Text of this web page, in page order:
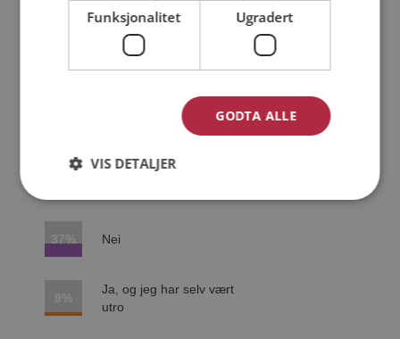
Har du blitt utsatt for utroskap?
08 sep 2015
Nei, men jeg har selv vært
37% Nei
9%
Ja, og jeg har selv vært
utro
Funksjonalitet Ugradert
GODTA ALLE
VIS DETALJER